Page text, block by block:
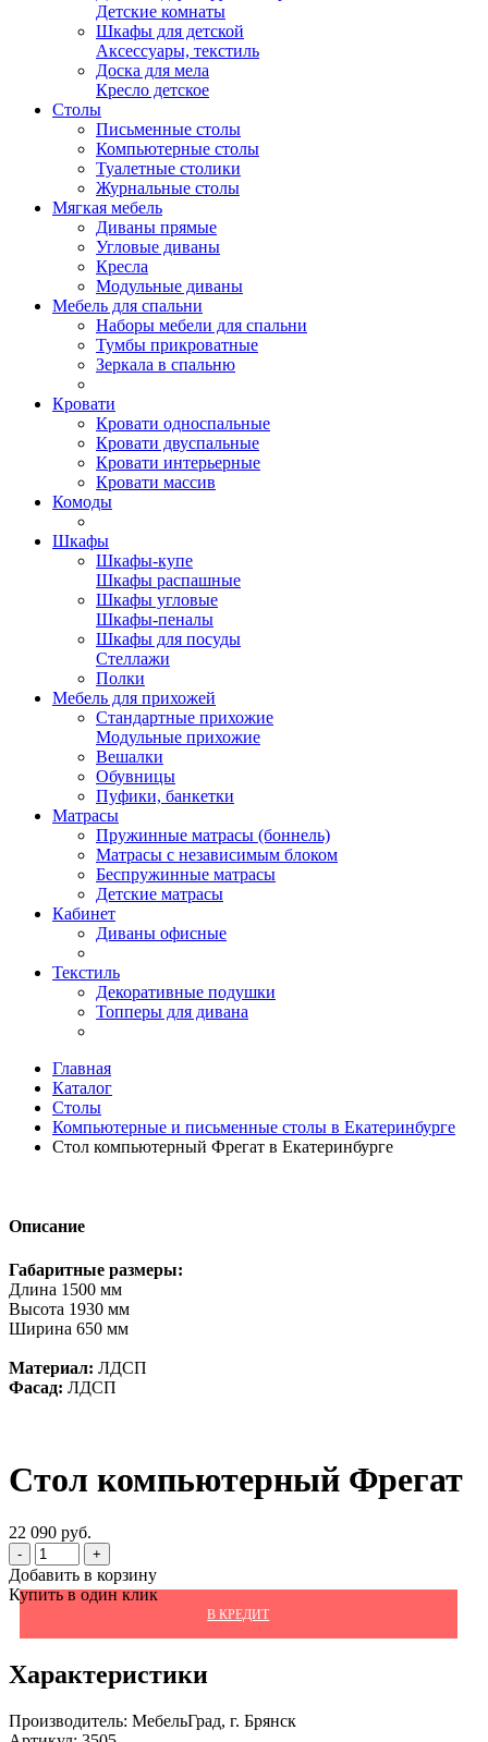
Детские комнаты
Шкафы для детской
Аксессуары, текстиль
Доска для мела
Кресло детское
Столы
Письменные столы
Компьютерные столы
Туалетные столики
Журнальные столы
Мягкая мебель
Диваны прямые
Угловые диваны
Кресла
Модульные диваны
Мебель для спальни
Наборы мебели для спальни
Тумбы прикроватные
Зеркала в спальню
Кровати
Кровати односпальные
Кровати двуспальные
Кровати интерьерные
Кровати массив
Комоды
Шкафы
Шкафы-купе
Шкафы распашные
Шкафы угловые
Шкафы-пеналы
Шкафы для посуды
Стеллажи
Полки
Мебель для прихожей
Стандартные прихожие
Модульные прихожие
Вешалки
Обувницы
Пуфики, банкетки
Матрасы
Пружинные матрасы (боннель)
Матрасы с независимым блоком
Беспружинные матрасы
Детские матрасы
Кабинет
Диваны офисные
Текстиль
Декоративные подушки
Топперы для дивана
Главная
Каталог
Столы
Компьютерные и письменные столы в Екатеринбурге
Стол компьютерный Фрегат в Екатеринбурге
Описание
Габаритные размеры:
Длина 1500 мм
Высота 1930 мм
Ширина 650 мм
Материал: ЛДСП
Фасад: ЛДСП
Стол компьютерный Фрегат
22 090 руб.
- +
Добавить в корзину
Купить в один клик
В КРЕДИТ
Характеристики
Производитель: МебельГрад, г. Брянск